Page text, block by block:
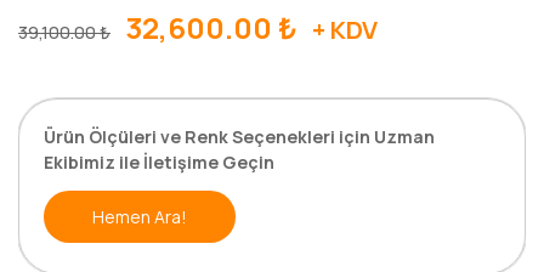
39,100.00₺ 32,600.00 ₺ + KDV
Ürün Ölçüleri ve Renk Seçenekleri için Uzman
Ekibimiz ile İletişime Geçin
Hemen Ara!